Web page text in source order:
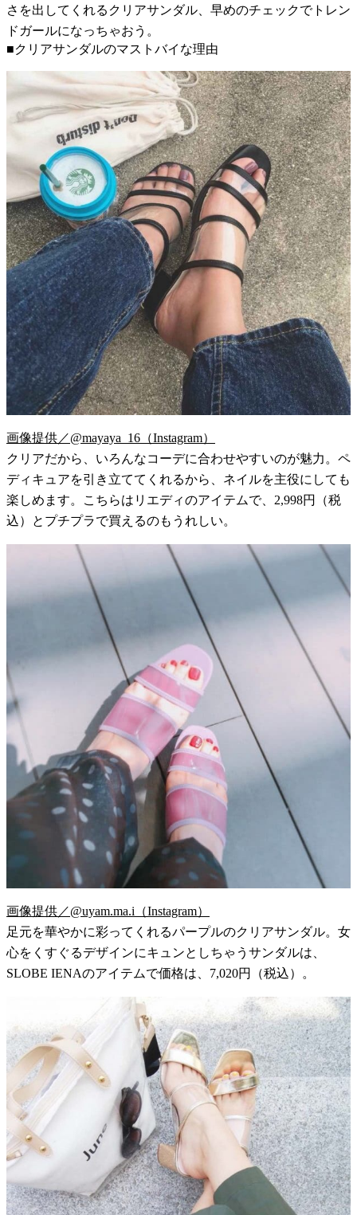
さを出してくれるクリアサンダル、早めのチェックでトレン
ドガールになっちゃおう。
■クリアサンダルのマストバイな理由
画像提供／@mayaya_16（Instagram）
クリアだから、いろんなコーデに合わせやすいのが魅力。ペ
ディキュアを引き立ててくれるから、ネイルを主役にしても
楽しめます。こちらはリエディのアイテムで、2,998円（税
込）とプチプラで買えるのもうれしい。
画像提供／@uyam.ma.i（Instagram）
足元を華やかに彩ってくれるパープルのクリアサンダル。女
心をくすぐるデザインにキュンとしちゃうサンダルは、
SLOBE IENAのアイテムで価格は、7,020円（税込）。